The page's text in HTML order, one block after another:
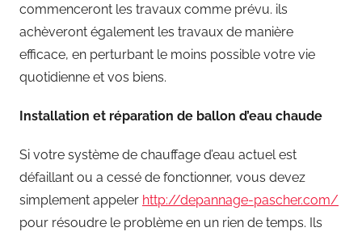
commenceront les travaux comme prévu. ils
achèveront également les travaux de manière
efficace, en perturbant le moins possible votre vie
quotidienne et vos biens.
Installation et réparation de ballon d’eau chaude
Si votre système de chauffage d’eau actuel est
défaillant ou a cessé de fonctionner, vous devez
simplement appeler http://depannage-pascher.com/
pour résoudre le problème en un rien de temps. Ils